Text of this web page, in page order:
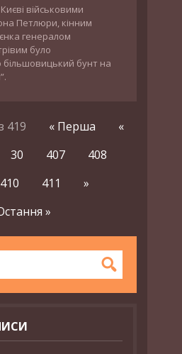
військовими
Петлюри, кінним
генералом
було
більшовицький бунт на
419 « Перша
«
30 407
408
410 411
»
»